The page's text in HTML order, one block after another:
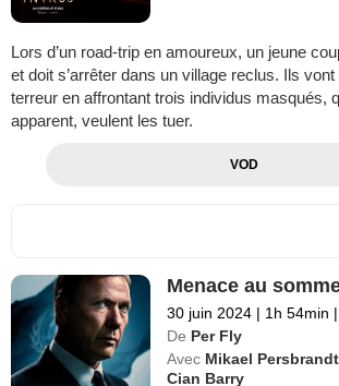
Lors d’un road-trip en amoureux, un jeune
et doit s’arrêter dans un village reclus. Ils
terreur en affrontant trois individus masqués,
apparent, veulent les tuer.
VOD
Menace au
30 juin 2024 | 1h 54min |
De Per Fly
Avec Mikael Persbrandt
Cian Barry